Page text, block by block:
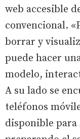
web accesible
convencional.
borrar y
puede hacer
modelo,
A su lado se
teléfonos
disponible para